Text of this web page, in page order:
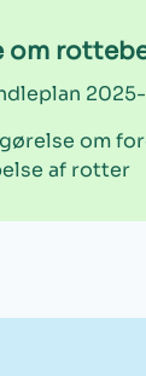
om
om
af rotter